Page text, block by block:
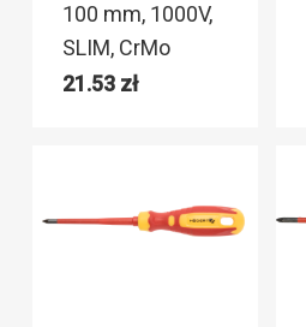
100 mm, 1000V,
SLIM, CrMo
21.53 zł